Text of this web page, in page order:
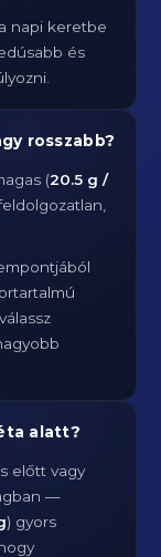
napi keretbe
és
rosszabb?
(20.5 g /
alatt?
előtt vagy
—
) gyors